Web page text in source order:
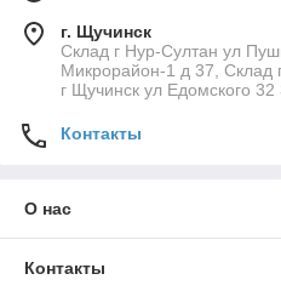
г. Щучинск
Склад г Нур-Султан ул
Микрорайон-1 д 37, Склад
г Щучинск ул Едомского
Контакты
О нас
Контакты